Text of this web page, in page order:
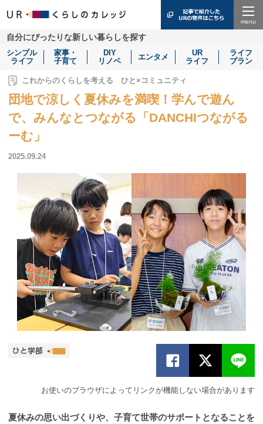
自分にぴったりな新しい暮らしを探す
シンプル
ライフ
家事・
子育て
DIY
リノベ
エンタメ
UR
ライフ
ライフ
プラン
これからのくらしを考える ひと×コミュニティ
団地で涼しく夏休みを満喫！学んで遊ん
で、みんなとつながる「DANCHIつながる
ーむ」
2025.09.24
お使いのブラウザによってリンクが機能しない場合があります
夏休みの思い出づくりや、子育て世帯のサポートとなることを